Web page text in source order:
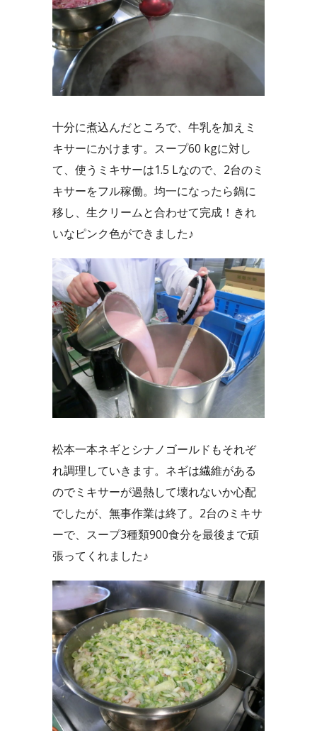
十分に煮込んだところで、牛乳を加えミ
キサーにかけます。スープ60 kgに対し
て、使うミキサーは1.5 Lなので、2台のミ
キサーをフル稼働。均一になったら鍋に
移し、生クリームと合わせて完成！きれ
いなピンク色ができました♪
松本一本ネギとシナノゴールドもそれぞ
れ調理していきます。ネギは繊維がある
のでミキサーが過熱して壊れないか心配
でしたが、無事作業は終了。2台のミキサ
ーで、スープ3種類900食分を最後まで頑
張ってくれました♪